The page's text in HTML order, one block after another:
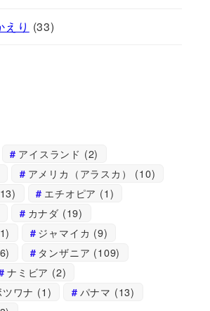
えり (33)
アイスランド (2)
アメリカ（アラスカ）
(10)
エチオピア (1)
カナダ (19)
ジャマイカ (9)
タンザニア (109)
ナミビア (2)
ワナ (1) パナマ (13)